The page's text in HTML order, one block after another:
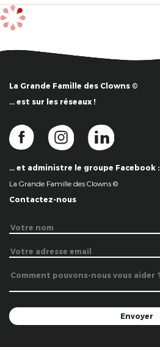
La Grande Famille des Clowns ©
… est sur les réseaux !
… et administre le groupe Facebook :
La Grande Famille des Clowns ©
Contactez-nous